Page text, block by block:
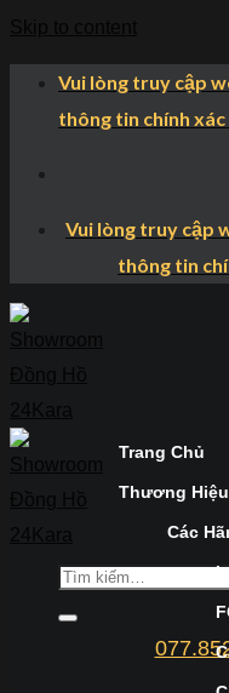
Vui lòng truy cập
thông tin chính
Vui lòng truy cập
thông tin
Trang Chủ
Thương Hiệu
Các